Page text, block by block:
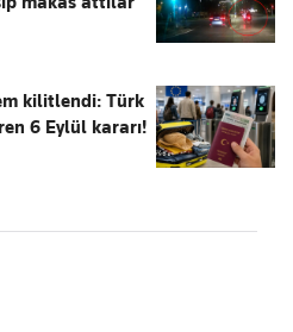
kilitlendi: Türk
6 Eylül kararı!